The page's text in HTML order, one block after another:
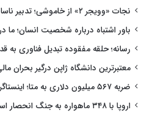
نجات «وویجر ۲» از خاموشی؛ تدبیر ناسا برای حفظ کاوشگر ۴۸ ساله
باور اشتباه درباره شخصیت انسان؛ ما
رسانه؛ حلقه مفقوده تبدیل فناوری به
معتبرترین دانشگاه ژاپن درگیر بحران
ضربه ۵۶۷ میلیون دلاری به متا؛ اینستاگرام زیر تیغ دادگاه
اروپا با ۳۴۸ ماهواره به جنگ انحصار استارلینک می‌رود